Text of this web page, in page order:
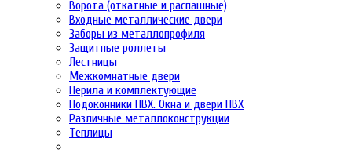
Ворота (откатные и распашные)
Входные металлические двери
Заборы из металлопрофиля
Защитные роллеты
Лестницы
Межкомнатные двери
Перила и комплектующие
Подоконники ПВХ. Окна и двери ПВХ
Различные металлоконструкции
Теплицы